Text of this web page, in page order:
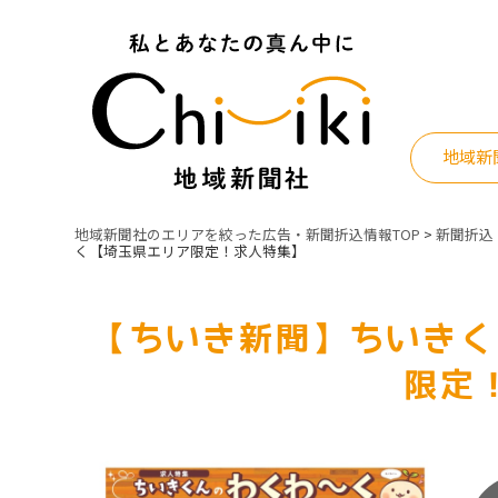
地域
地域新聞社のエリアを絞った広告・新聞折込情報TOP >新聞折込
く【埼玉県エリア限定！求人特集】
【ちいき新聞】ちいき
限定